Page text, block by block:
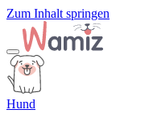
Zum Inhalt springen
Hund